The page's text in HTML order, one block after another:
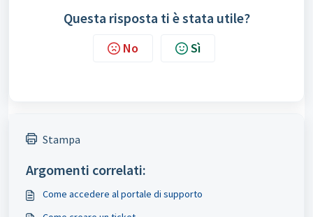
Questa risposta ti è stata utile?
No Sì
Stampa
Argomenti correlati:
Come accedere al portale di supporto